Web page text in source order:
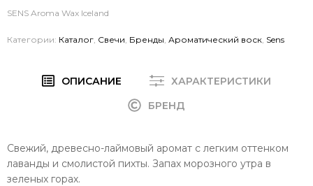
SENS Aroma Wax Iceland
Категории: Каталог Свечи Бренды Ароматический воск Sens
ОПИСАНИЕ
ХАРАКТЕРИСТИКИ
БРЕНД
Свежий, древесно-лаймовый аромат с легким оттенком
лаванды и смолистой пихты. Запах морозного утра в
зеленых горах.